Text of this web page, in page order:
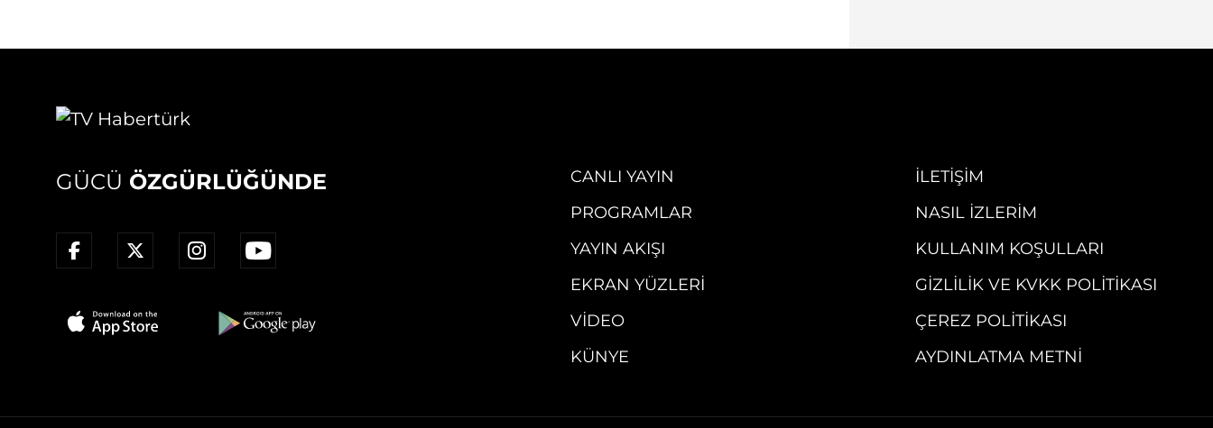
GÜCÜ ÖZGÜRLÜĞÜNDE
CANLI YAYIN
PROGRAMLAR
YAYIN AKIŞI
EKRAN YÜZLERI
VIDEO
KÜNYE
İLETIŞIM
NASIL İZLERIM
KULLANIM KOŞULLARI
GIZLILIK VE KVKK POLITIKASI
ÇEREZ POLITIKASI
AYDINLATMA METNI